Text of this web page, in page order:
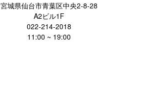
宮城県仙台市青葉区中央2-8-28
A2ビル1F
022-214-2018
11:00 ~ 19:00